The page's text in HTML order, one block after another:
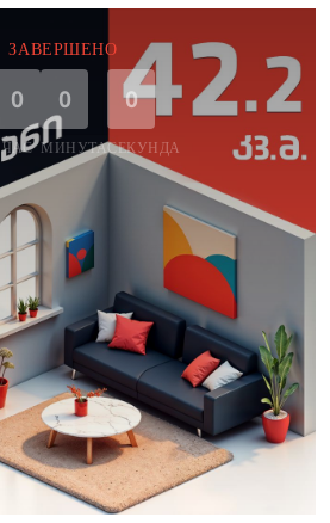
ЗАВЕРШЕНО
0
ЧАС
0
МИНУТА
0
СЕКУНДА